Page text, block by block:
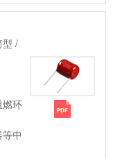
型 /
燃环
中